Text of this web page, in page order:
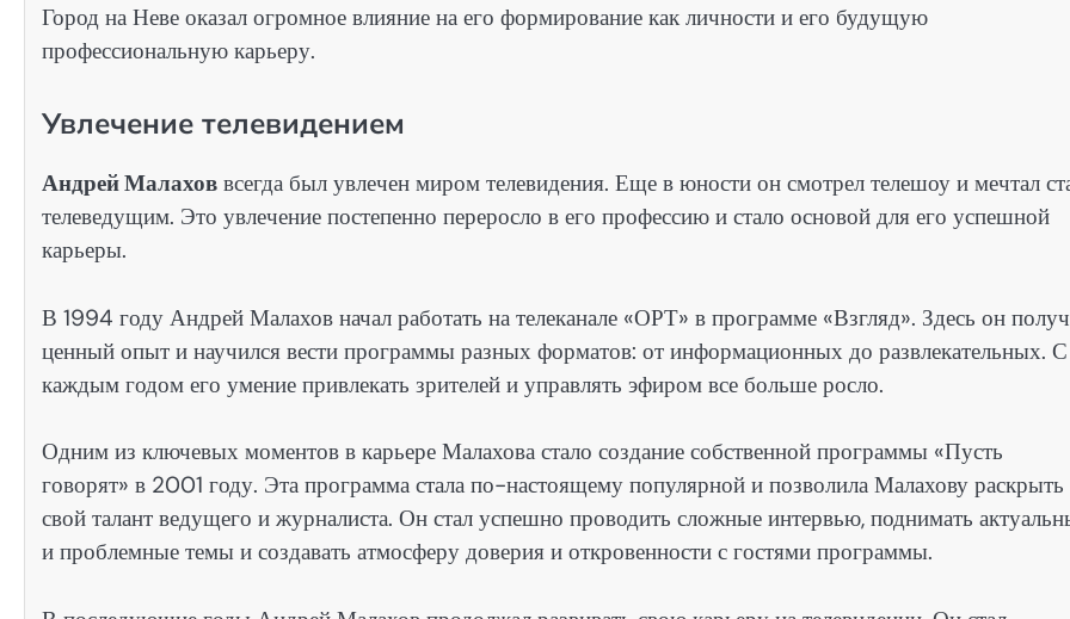
Город на Неве оказал огромное влияние на его формирование как личности и его будущую
профессиональную карьеру.
Увлечение телевидением
Андрей Малахов всегда был увлечен миром телевидения. Еще в юности он смотрел телешоу и мечтал
телеведущим. Это увлечение постепенно переросло в его профессию и стало основой для его успешной
карьеры.
В 1994 году Андрей Малахов начал работать на телеканале «ОРТ» в программе «Взгляд». Здесь он
ценный опыт и научился вести программы разных форматов: от информационных до развлекательных. С
каждым годом его умение привлекать зрителей и управлять эфиром все больше росло.
Одним из ключевых моментов в карьере Малахова стало создание собственной программы «Пусть
говорят» в 2001 году. Эта программа стала по-настоящему популярной и позволила Малахову раскрыть
свой талант ведущего и журналиста. Он стал успешно проводить сложные интервью, поднимать
и проблемные темы и создавать атмосферу доверия и откровенности с гостями программы.